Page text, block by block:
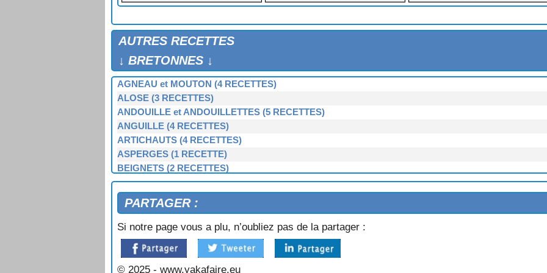
POMMES DE TERRE NANTAISES
PURÉE BRETONNE
RAGOÛT DE MARRONS (DOL)
SALADE DE PISSENLITS SAUVAGES AU LARD
SAUCE TOMATE EN CONSERVE
SAUCISSES DE POMMES DE TERRE
TARTELETTES AUX FONDS D'ARTICHAUTS
TOMATES A LA BRETONNE
AUTRES RECETTES
↓ BRETONNES ↓
AGNEAU et MOUTON (4 RECETTES)
ALOSE (3 RECETTES)
ANDOUILLE et ANDOUILLETTES (5 RECETTES)
ANGUILLE (4 RECETTES)
ARTICHAUTS (4 RECETTES)
ASPERGES (1 RECETTE)
BEIGNETS (2 RECETTES)
BERNIQUE, PATELLE, BERNICLE (4 RECETTES)
BIGORNEAUX (1 RECETTE)
BIGUENÉE (1 RECETTE)
BOEUF (3 RECETTES)
BOUDIN NOIR et BLANC (3 RECETTES)
BOUILLIES (2 RECETTES)
BROCOLIS, CHOUX-VERTS (3 RECETTES)
PARTAGER :
Si notre page vous a plu, n’oubliez pas de la partager :
© 2025 - www.yakafaire.eu